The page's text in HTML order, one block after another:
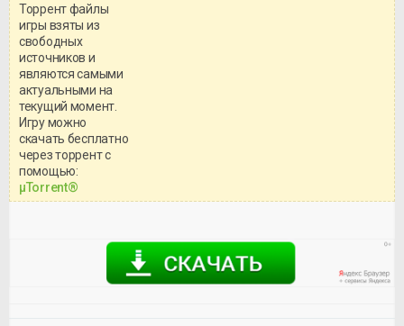
системными требованиями и
Торрент файлы
игры взяты из
свободных
источников и
являются самыми
актуальными на
текущий момент.
Игру можно
скачать бесплатно
через торрент с
помощью:
μTorrent®